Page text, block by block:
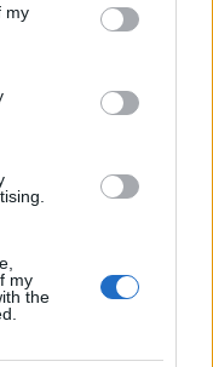
my
my
the
2025